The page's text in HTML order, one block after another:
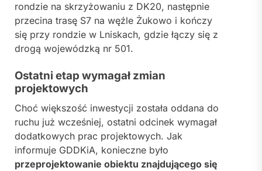
rondzie na skrzyżowaniu z DK20, następnie
przecina trasę S7 na węźle Żukowo i kończy
się przy rondzie w Lniskach, gdzie łączy się z
drogą wojewódzką nr 501.
Ostatni etap wymagał zmian
projektowych
Choć większość inwestycji została oddana do
ruchu już wcześniej, ostatni odcinek wymagał
dodatkowych prac projektowych. Jak
informuje GDDKiA, konieczne było
przeprojektowanie obiektu znajdującego się